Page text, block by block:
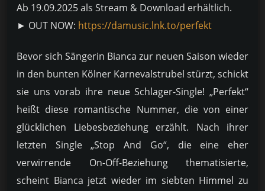
Ab 19.09.2025 als Stream & Download erhältlich.
► OUT NOW: https://damusic.lnk.to/perfekt
Bevor sich Sängerin Bianca zur neuen Saison wieder
in den bunten Kölner Karnevalstrubel stürzt, schickt
sie uns vorab ihre neue Schlager-Single! „Perfekt“
heißt diese romantische Nummer, die von einer
glücklichen Liebesbeziehung erzählt. Nach ihrer
letzten Single „Stop And Go“, die eine eher
verwirrende On-Off-Beziehung thematisierte,
scheint Bianca jetzt wieder im siebten Himmel zu